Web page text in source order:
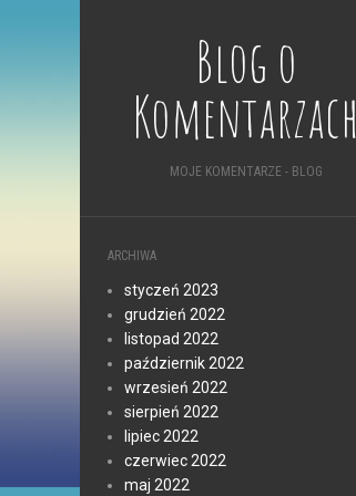
Blog o
Komentarzach
MOJE KOMENTARZE - BLOG
ARCHIWA
styczeń 2023
grudzień 2022
listopad 2022
październik 2022
wrzesień 2022
sierpień 2022
lipiec 2022
czerwiec 2022
maj 2022